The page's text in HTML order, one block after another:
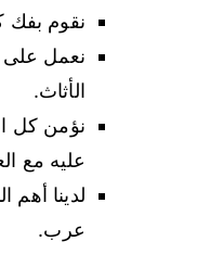
نقوم بفك
نعمل على
الأثاث.
نؤمن كل
عليه مع
لدينا أهم
عرب.